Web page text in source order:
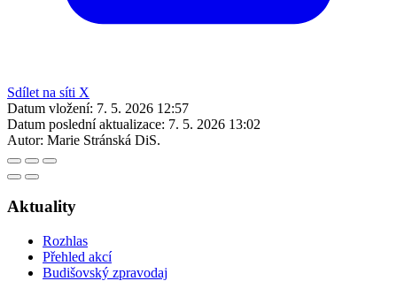
Sdílet na síti X
Datum vložení: 7. 5. 2026 12:57
Datum poslední aktualizace: 7. 5. 2026 13:02
Autor: Marie Stránská DiS.
Aktuality
Rozhlas
Přehled akcí
Budišovský zpravodaj